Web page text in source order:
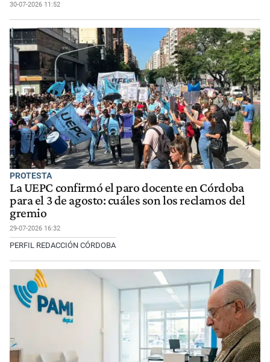
30-07-2026 11:52
PROTESTA
La UEPC confirmó el paro docente en Córdoba
para el 3 de agosto: cuáles son los reclamos del
gremio
29-07-2026 16:32
PERFIL REDACCIÓN CÓRDOBA